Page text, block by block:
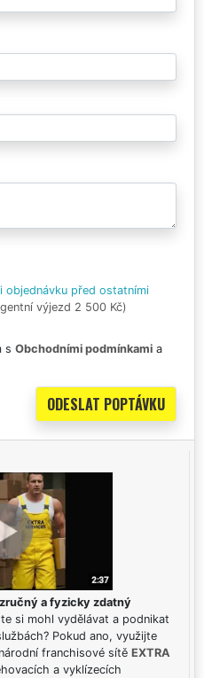
objednávku před ostatními
výjezd 2 500 Kč)
s Obchodními podmínkami a
a fyzicky zdatný
si mohl vydělávat a podnikat
Pokud ano, využijte
franchisové sítě EXTRA
a vyklízecích